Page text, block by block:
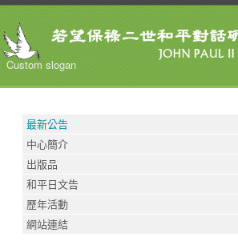
Custom slogan
最新公告
中心簡介
出版品
和平日文告
歷年活動
網站連結